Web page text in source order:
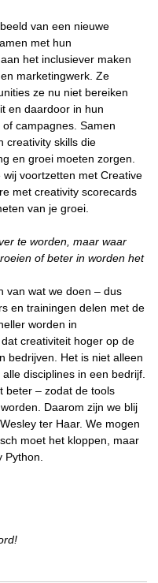
van een nieuwe
met hun
het inclusiever maken
marketingwerk. Ze
ze nu niet bereiken
en daardoor in hun
campagnes. Samen
creativity skills die
en groei moeten zorgen.
wij voortzetten met Creative
met creativity scorecards
van je groei.
te worden, maar waar
of beter in worden het
van wat we doen – dus
en trainingen delen met de
worden in
creativiteit hoger op de
bedrijven. Het is niet alleen
disciplines in een bedrijf.
beter – zodat de tools
Daarom zijn we blij
ter Haar. We mogen
moet het kloppen, maar